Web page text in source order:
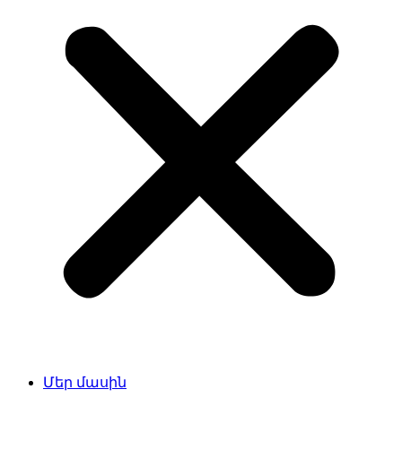
Մեր մասին